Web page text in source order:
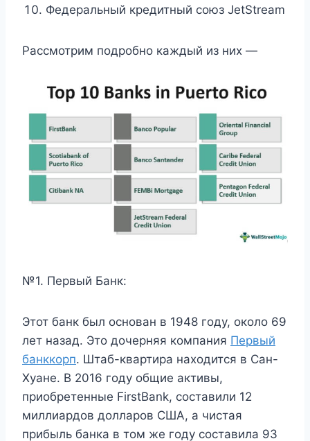
Федеральный кредитный союз JetStream
Рассмотрим подробно каждый из них —
№1. Первый Банк:
Этот банк был основан в 1948 году, около 69
лет назад. Это дочерняя компания Первый
банккорп. Штаб-квартира находится в Сан-
Хуане. В 2016 году общие активы,
приобретенные FirstBank, составили 12
миллиардов долларов США, а чистая
прибыль банка в том же году составила 93